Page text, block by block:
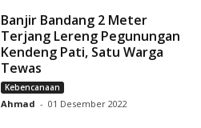
Banjir Bandang 2 Meter
Terjang Lereng Pegunungan
Kendeng Pati, Satu Warga
Tewas
Kebencanaan
Ahmad - 01 Desember 2022